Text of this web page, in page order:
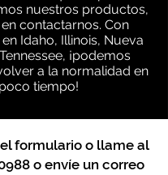
nuestros productos,
contactarnos. Con
Idaho, Illinois, Nueva
¡podemos
a la normalidad en
poco tiempo!
formulario o llame al
o envíe un correo